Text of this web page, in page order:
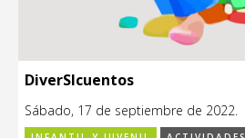
DiverSIcuentos
Sábado, 17 de septiembre de 2022.